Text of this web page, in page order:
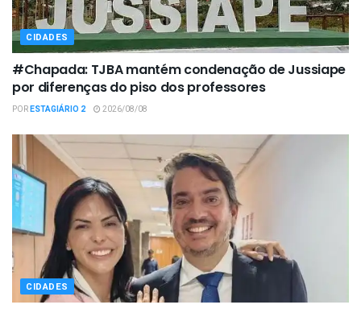
CIDADES
#Chapada: TJBA mantém condenação de Jussiape
por diferenças do piso dos professores
PORESTAGIÁRIO 2 2026/08/08
CIDADES